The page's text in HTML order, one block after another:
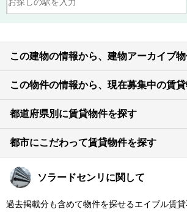
この建物の情報から、建物アーカイブ
この物件の情報から、現在募集中の賃
都道府県別に賃貸物件を探す
都市にこだわって賃貸物件を探す
ソラードセンリに関して
過去掲載分も含めて物件を探せるエイブル賃